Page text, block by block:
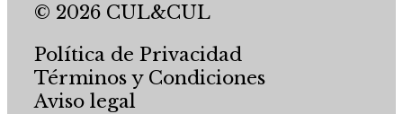
© 2026 CUL&CUL
Política de Privacidad
Términos y Condiciones
Aviso legal